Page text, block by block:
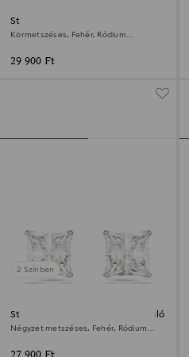
Stilla bedugós fülbevaló
Körmetszéses, Fehér, Ródium
29 900 Ft
2 Színben
Stilla Attract bedugós fülbevaló
Négyzet metszéses, Fehér, Ródium